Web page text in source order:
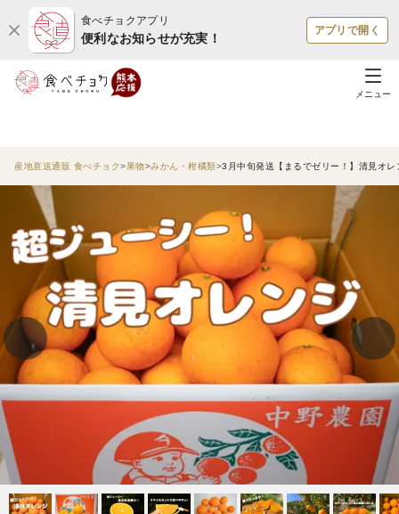
食べチョクアプリ
便利なお知らせが充実！
アプリで開く
メニュー
産地直送通販 食べチョク 果物 みかん・柑橘類 3月中旬発送【まるでゼリー！】清見オ